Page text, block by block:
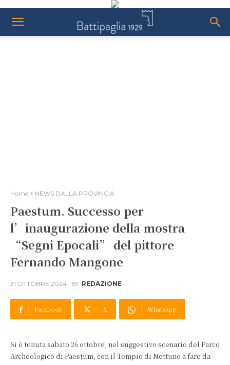
Home NEWS DALLA PROVINCIA
Paestum. Successo per
l’inaugurazione della mostra
“Segni Epocali” del pittore
Fernando Mangone
31 OTTOBRE 2024 BY REDAZIONE
Facebook X WhatsApp
Si è tenuta sabato 26 ottobre, nel suggestivo scenario del Parco
Archeologico di Paestum, con il Tempio di Nettuno a fare da